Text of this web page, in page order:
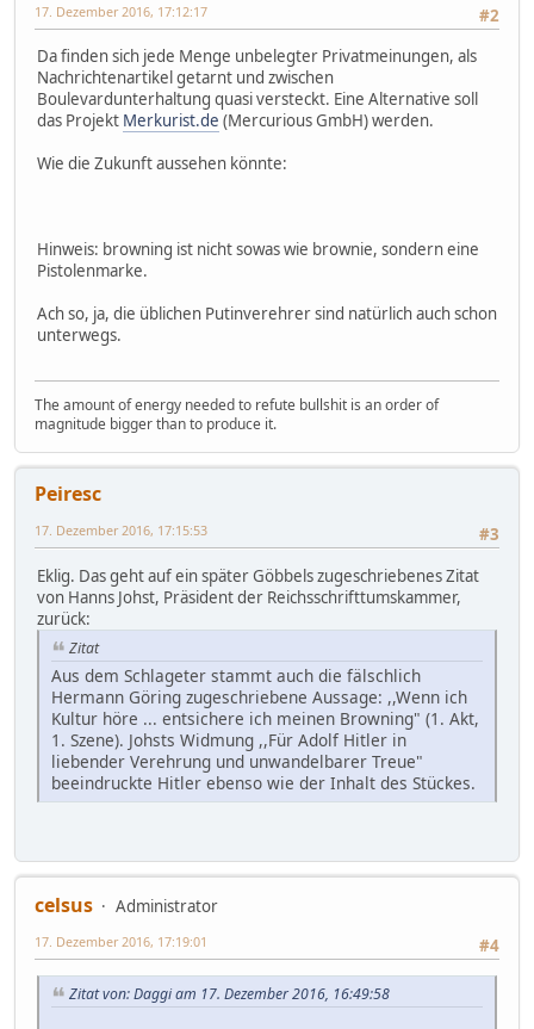
#2
17. Dezember 2016, 17:12:17
Da finden sich jede Menge unbelegter Privatmeinungen, als
Nachrichtenartikel getarnt und zwischen
Boulevardunterhaltung quasi versteckt. Eine Alternative soll
das Projekt Merkurist.de (Mercurious GmbH) werden.
Wie die Zukunft aussehen könnte:
Hinweis: browning ist nicht sowas wie brownie, sondern eine
Pistolenmarke.
Ach so, ja, die üblichen Putinverehrer sind natürlich auch schon
unterwegs.
The amount of energy needed to refute bullshit is an order of
magnitude bigger than to produce it.
Peiresc
#3
17. Dezember 2016, 17:15:53
Eklig. Das geht auf ein später Göbbels zugeschriebenes Zitat
von Hanns Johst, Präsident der Reichsschrifttumskammer,
zurück:
Zitat
Aus dem Schlageter stammt auch die fälschlich
Hermann Göring zugeschriebene Aussage: ,,Wenn ich
Kultur höre ... entsichere ich meinen Browning" (1. Akt,
1. Szene). Johsts Widmung ,,Für Adolf Hitler in
liebender Verehrung und unwandelbarer Treue"
beeindruckte Hitler ebenso wie der Inhalt des Stückes.
celsus
Administrator
#4
17. Dezember 2016, 17:19:01
Zitat von: Daggi am 17. Dezember 2016, 16:49:58